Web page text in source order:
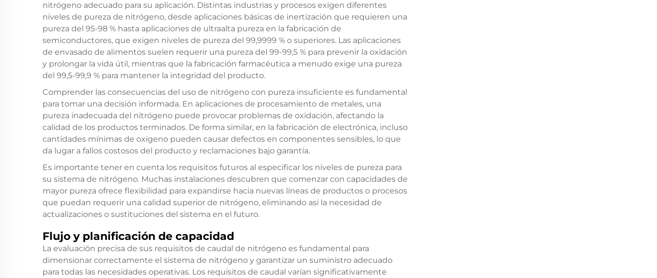
nitrógeno adecuado para su aplicación. Distintas industrias y procesos exigen diferentes
niveles de pureza de nitrógeno, desde aplicaciones básicas de inertización que requieren una
pureza del 95-98 % hasta aplicaciones de ultraalta pureza en la fabricación de
semiconductores, que exigen niveles de pureza del 99,9999 % o superiores. Las aplicaciones
de envasado de alimentos suelen requerir una pureza del 99-99,5 % para prevenir la oxidación
y prolongar la vida útil, mientras que la fabricación farmacéutica a menudo exige una pureza
del 99,5-99,9 % para mantener la integridad del producto.
Comprender las consecuencias del uso de nitrógeno con pureza insuficiente es fundamental
para tomar una decisión informada. En aplicaciones de procesamiento de metales, una
pureza inadecuada del nitrógeno puede provocar problemas de oxidación, afectando la
calidad de los productos terminados. De forma similar, en la fabricación de electrónica, incluso
cantidades mínimas de oxígeno pueden causar defectos en componentes sensibles, lo que
da lugar a fallos costosos del producto y reclamaciones bajo garantía.
Es importante tener en cuenta los requisitos futuros al especificar los niveles de pureza para
su sistema de nitrógeno. Muchas instalaciones descubren que comenzar con capacidades de
mayor pureza ofrece flexibilidad para expandirse hacia nuevas líneas de productos o procesos
que puedan requerir una calidad superior de nitrógeno, eliminando así la necesidad de
actualizaciones o sustituciones del sistema en el futuro.
Flujo y planificación de capacidad
La evaluación precisa de sus requisitos de caudal de nitrógeno es fundamental para
dimensionar correctamente el sistema de nitrógeno y garantizar un suministro adecuado
para todas las necesidades operativas. Los requisitos de caudal varían significativamente